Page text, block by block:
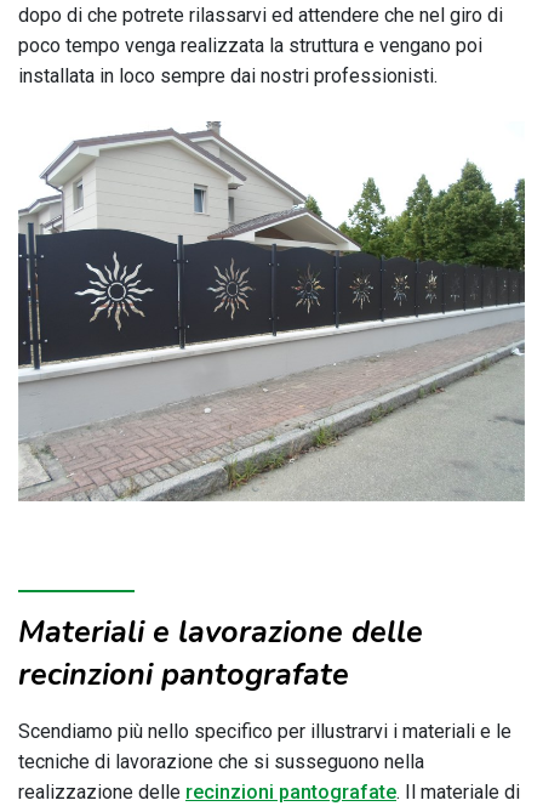
dopo di che potrete rilassarvi ed attendere che nel giro di
poco tempo venga realizzata la struttura e vengano poi
installata in loco sempre dai nostri professionisti.
Materiali e lavorazione delle
recinzioni pantografate
Scendiamo più nello specifico per illustrarvi i materiali e le
tecniche di lavorazione che si susseguono nella
realizzazione delle recinzioni pantografate. Il materiale di